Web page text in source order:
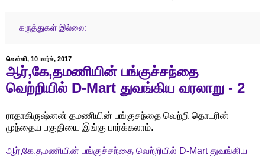
கருத்துகள் இல்லை:
வெள்ளி, 10 மார்ச், 2017
ஆர்,கே,தமணியின் பங்குச்சந்தை
வெற்றியில் D-Mart துவங்கிய வரலாறு - 2
ராதாகிருஷ்னன் தமணியின் பங்குசந்தை வெற்றி தொடரின்
முந்தைய பகுதியை இங்கு பார்க்கலாம்.
ஆர்,கே,தமணியின் பங்குச்சந்தை வெற்றியில் D-Mart துவங்கிய